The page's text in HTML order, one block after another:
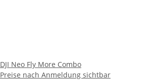
DJI Neo Fly More Combo
Preise nach Anmeldung sichtbar